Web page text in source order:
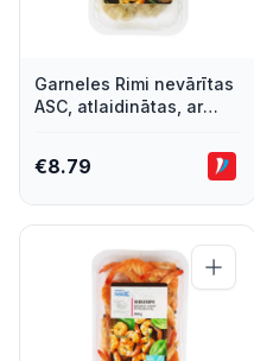
Garneles Rimi nevārītas
ASC, atlaidinātas, ar
€8.79